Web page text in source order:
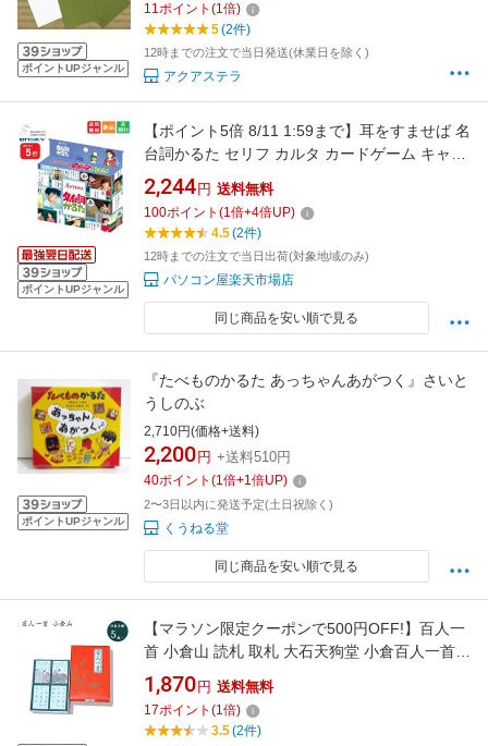
ポイントUPジャンル
11ポイント (1倍)
5(2件)
12時までの注文で当日発送(休業日を除く)
アクアステラ
ポイントUPジャンル
【ポイント5倍 8/11 1:59まで】耳をすませば 名
台詞かるた セリフ カルタ カードゲーム キャラ
クターグッズ 送料無料 スタジオジブリ
STUDIO GHIBLI エンスカイ 劇中のあの名台詞
を読み札にしたカルタ 宮崎駿 karuta りぼんマ
スコットコミックス
2,244 円 送料無料
100ポイント (1倍+4倍UP)
4.5(2件)
12時までの注文で当日出荷(対象地域のみ)
パソコン屋楽天市場店
同じ商品を安い順で見る
ポイントUPジャンル
『たべものかるた あっちゃんあがつく』さいと
うしのぶ
2,710円(価格+送料)
2,200 円 +送料510円
40ポイント (1倍+1倍UP)
2〜3日以内に発送予定(土日祝除く)
くうねる堂
同じ商品を安い順で見る
【マラソン限定クーポンで500円OFF!】百人一
首 小倉山 読札 取札 大石天狗堂 小倉百人一首
歌かるた お正月
1,870 円 送料無料
17ポイント (1倍)
3.5(2件)